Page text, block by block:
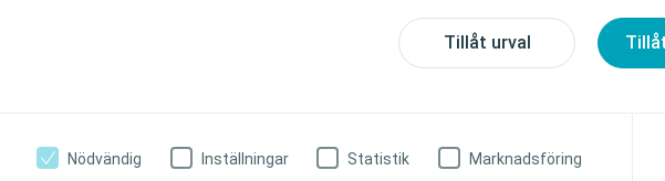
Tillåt urval
Nödvändig Inställningar Statistik Marknadsföring
Min lösning de första åren var
vaksam.
att behöva trycka ner (kanske
ordet men du förstår vad jag